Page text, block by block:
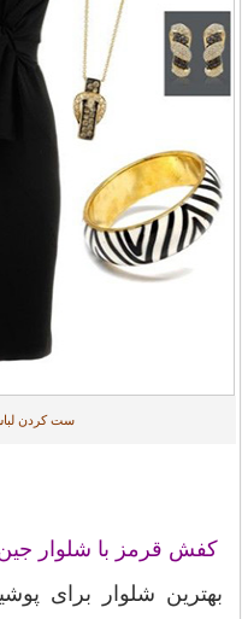
ست کردن
کفش قرمز با شلوار
بهترین شلوار برای